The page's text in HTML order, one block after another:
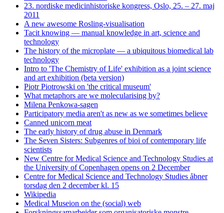
23. nordiske medicinhistoriske kongress, Oslo, 25. – 27. maj
2011
A new awesome Rosling-visualisation
Tacit knowing — manual knowledge in art, science and
technology
The history of the microplate — a ubiquitous biomedical lab
technology
Intro to 'The Chemistry of Life' exhibition as a joint science
and art exhibition (beta version)
Piotr Piotrowski on 'the critical museum'
What metaphors are we molecularising by?
Milena Penkowa-sagen
Participatory media aren't as new as we sometimes believe
Canned unicorn meat
The early history of drug abuse in Denmark
The Seven Sisters: Subgenres of bioi of contemporary life
scientists
New Centre for Medical Science and Technology Studies at
the University of Copenhagen opens on 2 December
Centre for Medical Science and Technology Studies åbner
torsdag den 2 december kl. 15
Wikipedia
Medical Museion on the (social) web